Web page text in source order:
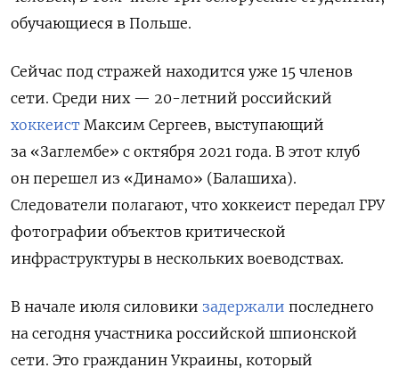
обучающиеся в Польше.
Сейчас под стражей находится уже 15 членов
сети. Среди них — 20-летний российский
хоккеист Максим Сергеев, выступающий
за «Заглембе» с октября 2021 года. В этот клуб
он перешел из «Динамо» (Балашиха).
Следователи полагают, что хоккеист передал ГРУ
фотографии объектов критической
инфраструктуры в нескольких воеводствах.
В начале июля силовики задержали последнего
на сегодня участника российской шпионской
сети. Это гражданин Украины, который